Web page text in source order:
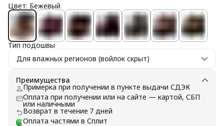
Цвет: Бежевый
Тип подошвы
Для влажных регионов (войлок скрыт)
Преимущества
Примерка при получении в пункте выдачи СДЭК
Оплата при получении или на сайте — картой, СБП
или наличными
Возврат в течение 7 дней
Оплата частями в Сплит